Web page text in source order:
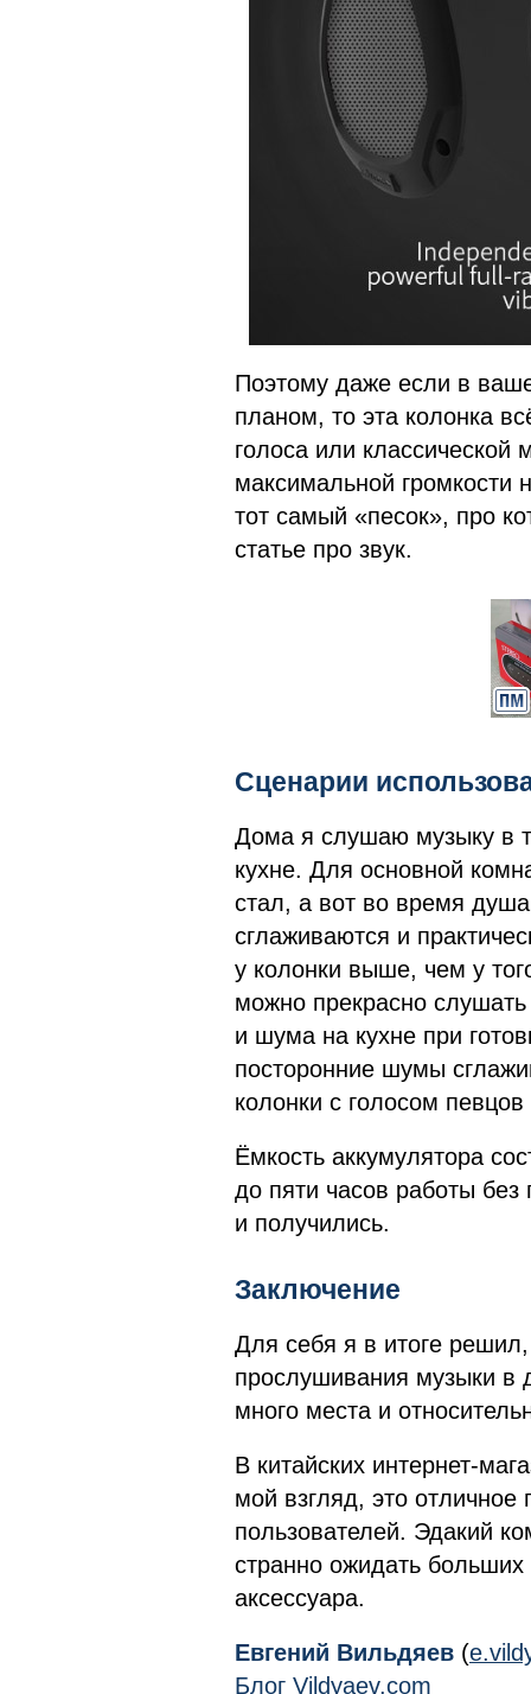
Поэтому даже если в
планом, то эта колонка
голоса или классической
максимальной громкости
тот самый «песок», про
статье про звук.
Сценарии
Дома я слушаю музыку в
кухне. Для основной
стал, а вот во время
сглаживаются и
у колонки выше, чем у
можно прекрасно
и шума на кухне при
посторонние шумы
колонки с голосом
Ёмкость аккумулятора
до пяти часов работы
и получились.
Заключение
Для себя я в итоге
прослушивания музыки в
много места и
В китайских интернет-
мой взгляд, это
пользователей. Эдакий
странно ожидать больших
аксессуара.
Евгений Вильдяев (
Блог Vildyaev.com